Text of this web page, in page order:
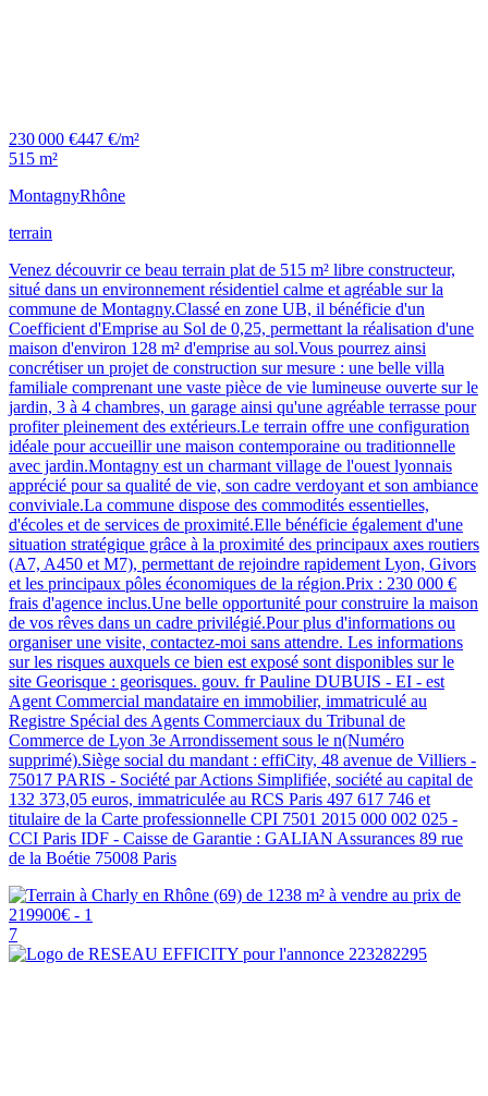
230 000 €447 €/m²
515 m²
MontagnyRhône
terrain
Venez découvrir ce beau terrain plat de 515 m² libre constructeur,
situé dans un environnement résidentiel calme et agréable sur la
commune de Montagny.Classé en zone UB, il bénéficie d'un
Coefficient d'Emprise au Sol de 0,25, permettant la réalisation d'une
maison d'environ 128 m² d'emprise au sol.Vous pourrez ainsi
concrétiser un projet de construction sur mesure : une belle villa
familiale comprenant une vaste pièce de vie lumineuse ouverte sur le
jardin, 3 à 4 chambres, un garage ainsi qu'une agréable terrasse pour
profiter pleinement des extérieurs.Le terrain offre une configuration
idéale pour accueillir une maison contemporaine ou traditionnelle
avec jardin.Montagny est un charmant village de l'ouest lyonnais
apprécié pour sa qualité de vie, son cadre verdoyant et son ambiance
conviviale.La commune dispose des commodités essentielles,
d'écoles et de services de proximité.Elle bénéficie également d'une
situation stratégique grâce à la proximité des principaux axes routiers
(A7, A450 et M7), permettant de rejoindre rapidement Lyon, Givors
et les principaux pôles économiques de la région.Prix : 230 000 €
frais d'agence inclus.Une belle opportunité pour construire la maison
de vos rêves dans un cadre privilégié.Pour plus d'informations ou
organiser une visite, contactez-moi sans attendre. Les informations
sur les risques auxquels ce bien est exposé sont disponibles sur le
site Georisque : georisques. gouv. fr Pauline DUBUIS - EI - est
Agent Commercial mandataire en immobilier, immatriculé au
Registre Spécial des Agents Commerciaux du Tribunal de
Commerce de Lyon 3e Arrondissement sous le n(Numéro
supprimé).Siège social du mandant : effiCity, 48 avenue de Villiers -
75017 PARIS - Société par Actions Simplifiée, société au capital de
132 373,05 euros, immatriculée au RCS Paris 497 617 746 et
titulaire de la Carte professionnelle CPI 7501 2015 000 002 025 -
CCI Paris IDF - Caisse de Garantie : GALIAN Assurances 89 rue
de la Boétie 75008 Paris
7